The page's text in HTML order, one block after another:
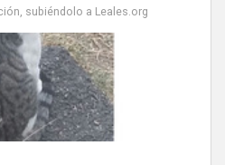
subiéndolo a Leales.org